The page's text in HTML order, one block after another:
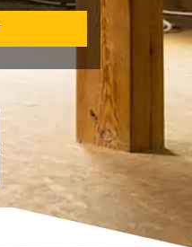
Pose et Nettoyage de gouttières